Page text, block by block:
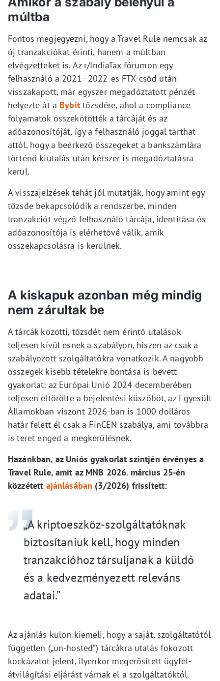
múltba
Fontos megjegyezni, hogy a Travel Rule nemcsak az
új tranzakciókat érinti, hanem a múltban
elvégzetteket is. Az r/IndiaTax fórumon egy
felhasználó a 2021–2022-es FTX-csőd után
visszakapott, már egyszer megadóztatott pénzét
helyezte át a Bybittőzsdére, ahol a compliance
folyamatok összekötötték a tárcáját és az
adóazonosítóját, így a felhasználó joggal tarthat
attól, hogy a beérkező összegeket a bankszámlára
történő kiutalás után kétszer is megadóztatásra
kerül.
A visszajelzések tehát jól mutatják, hogy amint egy
tőzsde bekapcsolódik a rendszerbe, minden
tranzakciót végző felhasználó tárcája, identitása és
adóazonosítója is elérhetővé válik, amik
összekapcsolásra is kerülnek.
A kiskapuk azonban még mindig
nem zárultak be
A tárcák közötti, tőzsdét nem érintő utalások
teljesen kívül esnek a szabályon, hiszen az csak a
szabályozott szolgáltatókra vonatkozik. A nagyobb
összegek kisebb tételekre bontása is bevett
gyakorlat: az Európai Unió 2024 decemberében
teljesen eltörölte a bejelentési küszöböt, az Egyesült
Államokban viszont 2026-ban is 1000 dolláros
határ felett él csak a FinCEN szabálya, ami továbbra
is teret enged a megkerülésnek.
Hazánkban, az Uniós gyakorlat szintjén érvényes a
Travel Rule, amit az MNB 2026. március 25-én
közzétett ajánlásában (3/2026) frissített:
„A kriptoeszköz-szolgáltatóknak
biztosítaniuk kell, hogy minden
tranzakcióhoz társuljanak a küldő
és a kedvezményezett releváns
adatai.”
Az ajánlás külön kiemeli, hogy a saját, szolgáltatótól
független („un-hosted”) tárcákra utalás fokozott
kockázatot jelent, ilyenkor megerősített ügyfél-
átvilágítási eljárást várnak el a szolgáltatóktól.